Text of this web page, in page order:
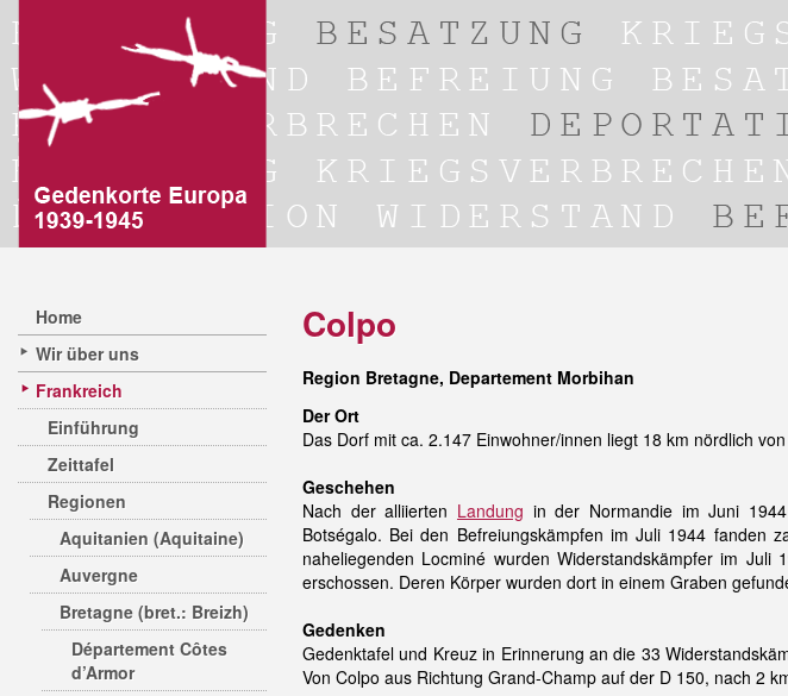
Home
Wir über uns
Frankreich
Einführung
Zeittafel
Regionen
Aquitanien (Aquitaine)
Auvergne
Bretagne (bret.: Breizh)
Département Côtes
d’Armor
Colpo
Region Bretagne, Departement Morbihan
Der Ort
Das Dorf mit ca. 2.147 Einwohner/innen liegt 18 km nördlich
Geschehen
Nach der alliierten Landung in der Normandie im Juni
Botségalo. Bei den Befreiungskämpfen im Juli 1944 fanden
naheliegenden Locminé wurden Widerstandskämpfer im
erschossen. Deren Körper wurden dort in einem Graben
Gedenken
Gedenktafel und Kreuz in Erinnerung an die 33
Von Colpo aus Richtung Grand-Champ auf der D 150, nach 2